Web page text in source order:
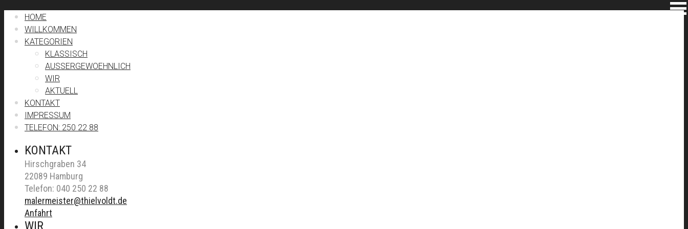
HOME
WILLKOMMEN
KATEGORIEN
KLASSISCH
AUSSERGEWOEHNLICH
WIR
AKTUELL
KONTAKT
IMPRESSUM
TELEFON: 250 22 88
KONTAKT
Hirschgraben 34
22089 Hamburg
Telefon: 040 250 22 88
malermeister@thielvoldt.de
Anfahrt
WIR